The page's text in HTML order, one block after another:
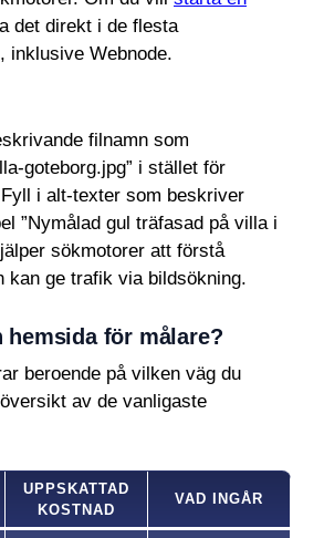
det direkt i de flesta
inklusive Webnode.
filnamn som
goteborg.jpg” i stället för
Fyll i alt-texter som beskriver
”Nymålad gul träfasad på villa i
sökmotorer att förstå
kan ge trafik via bildsökning.
hemsida för målare?
beroende på vilken väg du
av de vanligaste
UPPSKATTAD
KOSTNAD
VAD INGÅR